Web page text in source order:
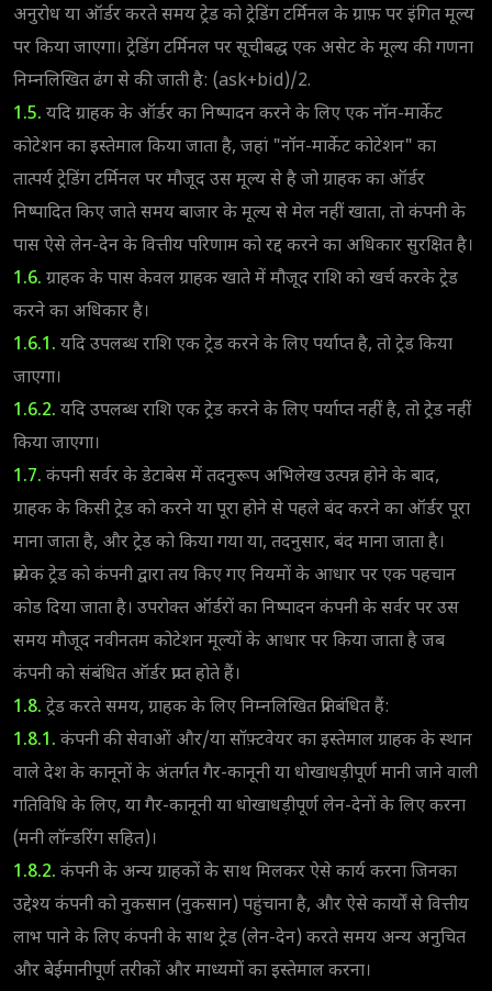
अनुरोध या ऑर्डर करते समय ट्रेड को ट्रेडिंग टर्मिनल के ग्राफ़ पर इंगित मूल्य
पर किया जाएगा। ट्रेडिंग टर्मिनल पर सूचीबद्ध एक असेट के मूल्य की गणना
निम्नलिखित ढंग से की जाती है: (ask+bid)/2.
1.5. यदि ग्राहक के ऑर्डर का निष्पादन करने के लिए एक नॉन-मार्केट
कोटेशन का इस्तेमाल किया जाता है, जहां "नॉन-मार्केट कोटेशन" का
तात्पर्य ट्रेडिंग टर्मिनल पर मौजूद उस मूल्य से है जो ग्राहक का ऑर्डर
निष्पादित किए जाते समय बाजार के मूल्य से मेल नहीं खाता, तो कंपनी के
पास ऐसे लेन-देन के वित्तीय परिणाम को रद्द करने का अधिकार सुरक्षित है।
1.6. ग्राहक के पास केवल ग्राहक खाते में मौजूद राशि को खर्च करके ट्रेड
करने का अधिकार है।
1.6.1. यदि उपलब्ध राशि एक ट्रेड करने के लिए पर्याप्त है, तो ट्रेड किया
जाएगा।
1.6.2. यदि उपलब्ध राशि एक ट्रेड करने के लिए पर्याप्त नहीं है, तो ट्रेड नहीं
किया जाएगा।
1.7. कंपनी सर्वर के डेटाबेस में तदनुरूप अभिलेख उत्पन्न होने के बाद,
ग्राहक के किसी ट्रेड को करने या पूरा होने से पहले बंद करने का ऑर्डर पूरा
माना जाता है, और ट्रेड को किया गया या, तदनुसार, बंद माना जाता है।
प्रत्येक ट्रेड को कंपनी द्वारा तय किए गए नियमों के आधार पर एक पहचान
कोड दिया जाता है। उपरोक्त ऑर्डरों का निष्पादन कंपनी के सर्वर पर उस
समय मौजूद नवीनतम कोटेशन मूल्यों के आधार पर किया जाता है जब
कंपनी को संबंधित ऑर्डर प्राप्त होते हैं।
1.8. ट्रेड करते समय, ग्राहक के लिए निम्नलिखित प्रतिबंधित हैं:
1.8.1. कंपनी की सेवाओं और/या सॉफ़्टवेयर का इस्तेमाल ग्राहक के स्थान
वाले देश के कानूनों के अंतर्गत गैर-कानूनी या धोखाधड़ीपूर्ण मानी जाने वाली
गतिविधि के लिए, या गैर-कानूनी या धोखाधड़ीपूर्ण लेन-देनों के लिए करना
(मनी लॉन्डरिंग सहित)।
1.8.2. कंपनी के अन्य ग्राहकों के साथ मिलकर ऐसे कार्य करना जिनका
उद्देश्य कंपनी को नुकसान (नुकसान) पहुंचाना है, और ऐसे कार्यों से वित्तीय
लाभ पाने के लिए कंपनी के साथ ट्रेड (लेन-देन) करते समय अन्य अनुचित
और बेईमानीपूर्ण तरीकों और माध्यमों का इस्तेमाल करना।